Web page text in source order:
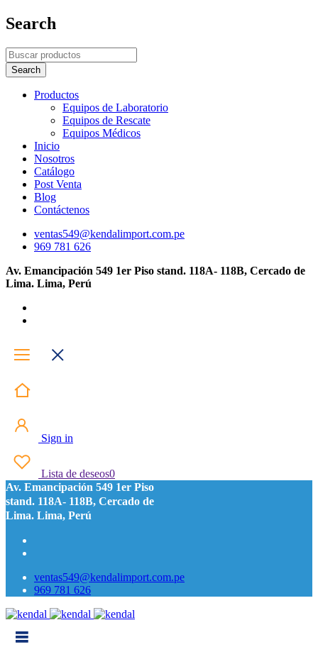
Search
Productos
Equipos de Laboratorio
Equipos de Rescate
Equipos Médicos
Inicio
Nosotros
Catálogo
Post Venta
Blog
Contáctenos
ventas549@kendalimport.com.pe
969 781 626
Av. Emancipación 549 1er Piso stand. 118A- 118B, Cercado de
Lima. Lima, Perú
Sign in
Lista de deseos0
Av. Emancipación 549 1er Piso
stand. 118A- 118B, Cercado de
Lima. Lima, Perú
ventas549@kendalimport.com.pe
969 781 626